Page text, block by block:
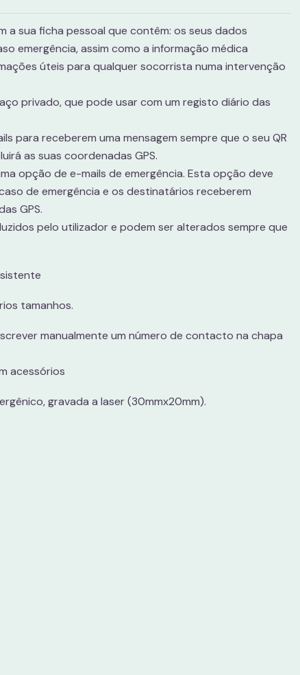
a sua ficha pessoal que contêm: os seus dados
emergência, assim como a informação médica
úteis para qualquer socorrista numa intervenção
privado, que pode usar com um registo diário das
para receberem uma mensagem sempre que o seu QR
as suas coordenadas GPS.
opção de e-mails de emergência. Esta opção deve
de emergência e os destinatários receberem
GPS.
pelo utilizador e podem ser alterados sempre que
tamanhos.
manualmente um número de contacto na chapa
acessórios
gravada a laser (30mmx20mm).